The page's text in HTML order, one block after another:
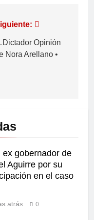
Opinión
Nora Arellano •
ex gobernador de
Aguirre por su
en el caso
atrás 0